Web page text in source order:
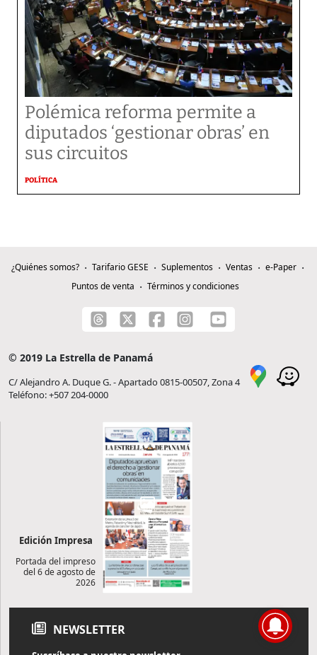
Polémica reforma permite a
diputados ‘gestionar obras’ en
sus circuitos
POLÍTICA
¿Quiénes somos? Tarifario GESE Suplementos Ventas
e-Paper
Puntos de venta
Términos y condiciones
© 2019 La Estrella de Panamá
C/ Alejandro A. Duque G. - Apartado 0815-00507, Zona 4
Teléfono: +507 204-0000
Edición Impresa
Portada del impreso
del 6 de agosto de
2026
NEWSLETTER